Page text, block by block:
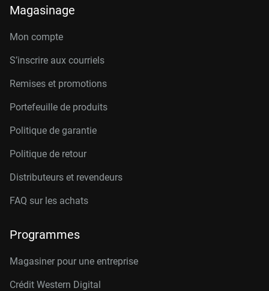
Magasinage
Mon compte
S’inscrire aux courriels
Remises et promotions
Portefeuille de produits
Politique de garantie
Politique de retour
Distributeurs et revendeurs
FAQ sur les achats
Programmes
Magasiner pour une entreprise
Crédit Western Digital